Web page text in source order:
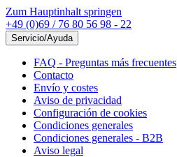
Zum Hauptinhalt springen
+49 (0)69 / 76 80 56 98 - 22
Servicio/Ayuda
FAQ - Preguntas más frecuentes
Contacto
Envío y costes
Aviso de privacidad
Configuración de cookies
Condiciones generales
Condiciones generales - B2B
Aviso legal